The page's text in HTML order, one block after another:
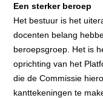
Een sterker beroep
Het bestuur is het
docenten belang
beroepsgroep. Het is
oprichting van het
die de Commissie
kanttekeningen te